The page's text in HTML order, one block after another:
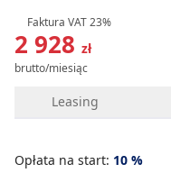
2 928 zł
brutto/miesiąc
Faktura VAT 23%
Leasing
Opłata na start: 10 %